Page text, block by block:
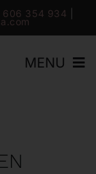
606 354 934
MENU